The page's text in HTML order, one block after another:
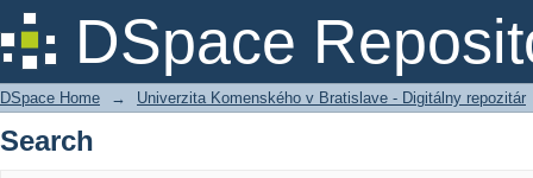
DSpace
Search
DSpace Home → Univerzita Komenského v Bratislave - Digitálny repozitár
Search